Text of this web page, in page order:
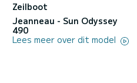
Zeilboot
Jeanneau - Sun Odyssey
490
Lees meer over dit model